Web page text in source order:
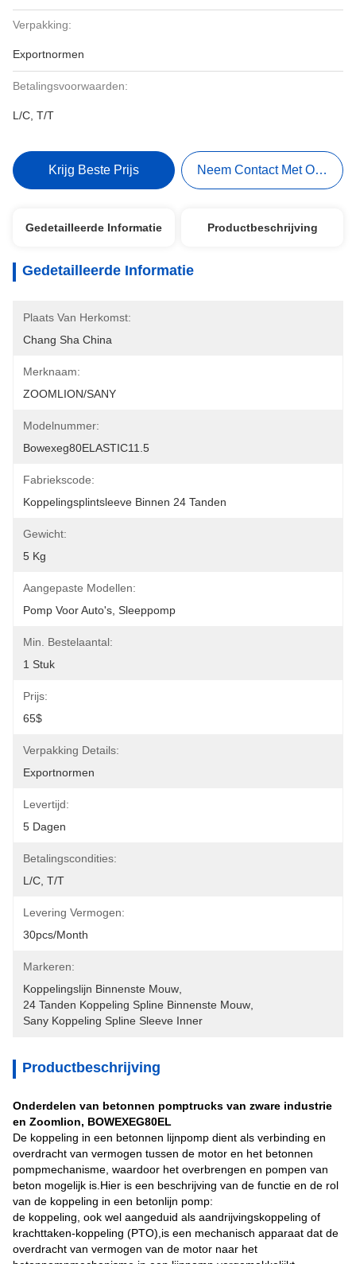
Verpakking:
Exportnormen
Betalingsvoorwaarden:
L/C, T/T
Krijg Beste Prijs Neem Contact Met Ons Op
Gedetailleerde Informatie Productbeschrijving
Gedetailleerde Informatie
Plaats Van Herkomst:
Chang Sha China
Merknaam:
ZOOMLION/SANY
Modelnummer:
Bowexeg80ELASTIC11.5
Fabriekscode:
Koppelingsplintsleeve Binnen 24 Tanden
Gewicht:
5 Kg
Aangepaste Modellen:
Pomp Voor Auto's, Sleeppomp
Min. Bestelaantal:
1 Stuk
Prijs:
65$
Verpakking Details:
Exportnormen
Levertijd:
5 Dagen
Betalingscondities:
L/C, T/T
Levering Vermogen:
30pcs/month
Markeren:
Koppelingslijn Binnenste Mouw
24 Tanden Koppeling Spline Binnenste Mouw
Sany Koppeling Spline Sleeve Inner
Productbeschrijving
Onderdelen van betonnen pomptrucks van zware industrie
en Zoomlion, BOWEXEG80EL
De koppeling in een betonnen lijnpomp dient als verbinding en
overdracht van vermogen tussen de motor en het betonnen
pompmechanisme, waardoor het overbrengen en pompen van
beton mogelijk is.Hier is een beschrijving van de functie en de rol
van de koppeling in een betonlijn pomp:
de koppeling, ook wel aangeduid als aandrijvingskoppeling of
krachttaken-koppeling (PTO),is een mechanisch apparaat dat de
overdracht van vermogen van de motor naar het